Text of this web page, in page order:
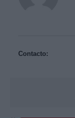
Contacto: